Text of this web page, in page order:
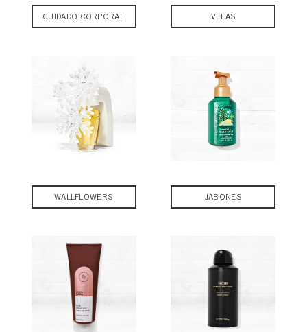
CUIDADO CORPORAL VELAS
WALLFLOWERS JABONES